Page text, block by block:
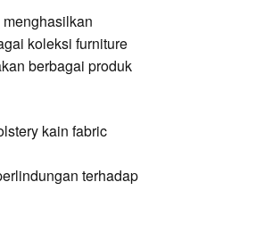
koleksi furniture
berbagai produk
kain fabric
terhadap